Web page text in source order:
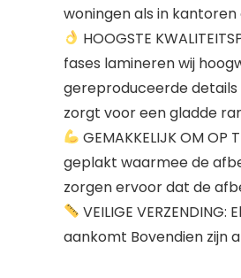
woningen als in
HOOGSTE
fases lamineren wij
gereproduceerde
zorgt voor een gladde
GEMAKKELIJK OM
geplakt waarmee de
zorgen ervoor dat de
VEILIGE
aankomt Bovendien zijn